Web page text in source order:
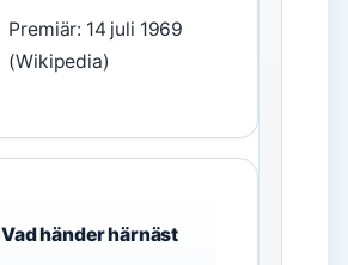
Premiär: 14 juli 1969
(Wikipedia)
Vad händer härnäst